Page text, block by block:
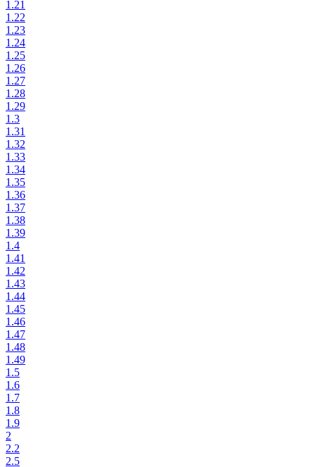
1.21
1.22
1.23
1.24
1.25
1.26
1.27
1.28
1.29
1.3
1.31
1.32
1.33
1.34
1.35
1.36
1.37
1.38
1.39
1.4
1.41
1.42
1.43
1.44
1.45
1.46
1.47
1.48
1.49
1.5
1.6
1.7
1.8
1.9
2
2.2
2.5